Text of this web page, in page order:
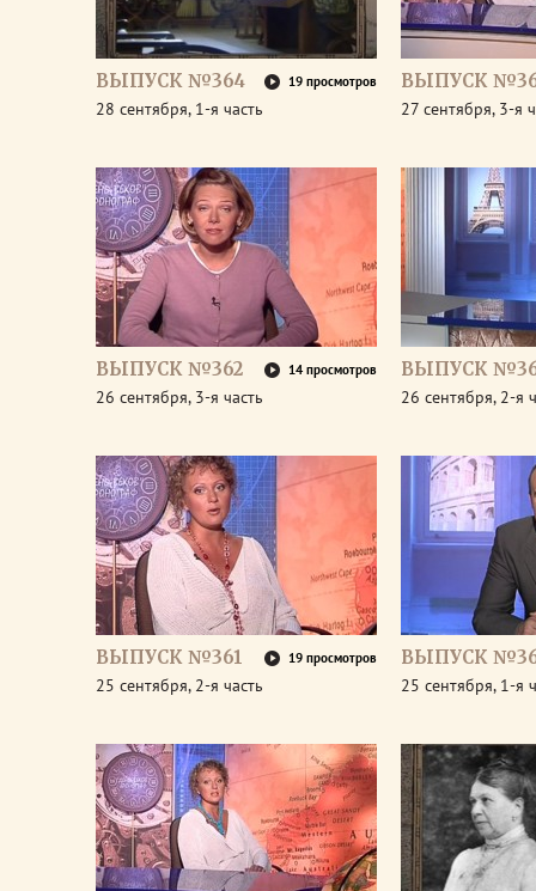
ВЫПУСК №364 19 просмотров
28 сентября, 1-я часть
ВЫПУСК
27 сентября, 3-я
ВЫПУСК №362 14 просмотров
26 сентября, 3-я часть
ВЫПУСК
26 сентября, 2-я
ВЫПУСК №361 19 просмотров
25 сентября, 2-я часть
ВЫПУСК
25 сентября, 1-я